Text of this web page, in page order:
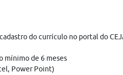
do currículo no portal do
mínimo de 6 meses
Power Point)